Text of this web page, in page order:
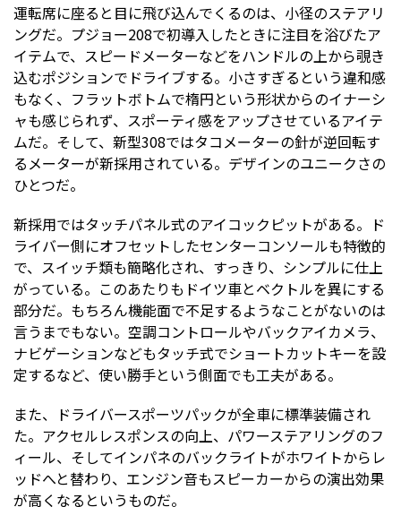
運転席に座ると目に飛び込んでくるのは、小径のステアリ
ングだ。プジョー208で初導入したときに注目を浴びたア
イテムで、スピードメーターなどをハンドルの上から覗き
込むポジションでドライブする。小さすぎるという違和感
もなく、フラットボトムで楕円という形状からのイナーシ
ャも感じられず、スポーティ感をアップさせているアイテ
ムだ。そして、新型308ではタコメーターの針が逆回転す
るメーターが新採用されている。デザインのユニークさの
ひとつだ。
新採用ではタッチパネル式のアイコックピットがある。ド
ライバー側にオフセットしたセンターコンソールも特徴的
で、スイッチ類も簡略化され、すっきり、シンプルに仕上
がっている。このあたりもドイツ車とベクトルを異にする
部分だ。もちろん機能面で不足するようなことがないのは
言うまでもない。空調コントロールやバックアイカメラ、
ナビゲーションなどもタッチ式でショートカットキーを設
定するなど、使い勝手という側面でも工夫がある。
また、ドライバースポーツパックが全車に標準装備され
た。アクセルレスポンスの向上、パワーステアリングのフ
ィール、そしてインパネのバックライトがホワイトからレ
ッドへと替わり、エンジン音もスピーカーからの演出効果
が高くなるというものだ。